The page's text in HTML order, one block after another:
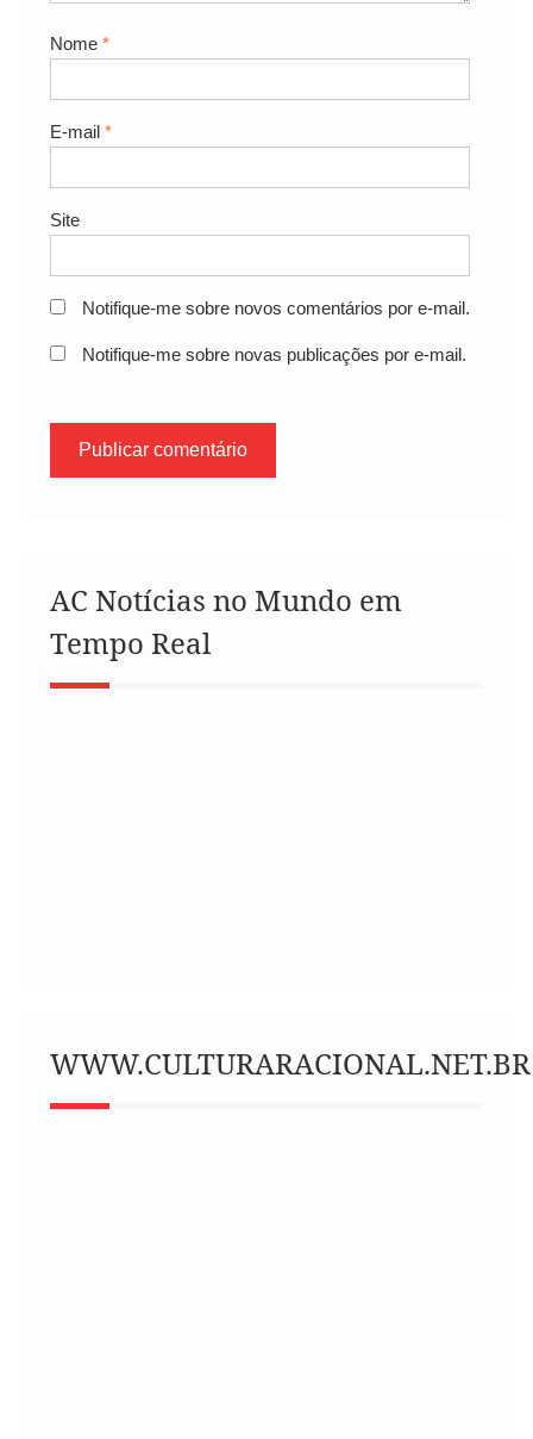
Nome *
E-mail *
Site
Notifique-me sobre novos comentários por e-mail.
Notifique-me sobre novas publicações por e-mail.
AC Notícias no Mundo em
Tempo Real
WWW.CULTURARACIONAL.NET.BR